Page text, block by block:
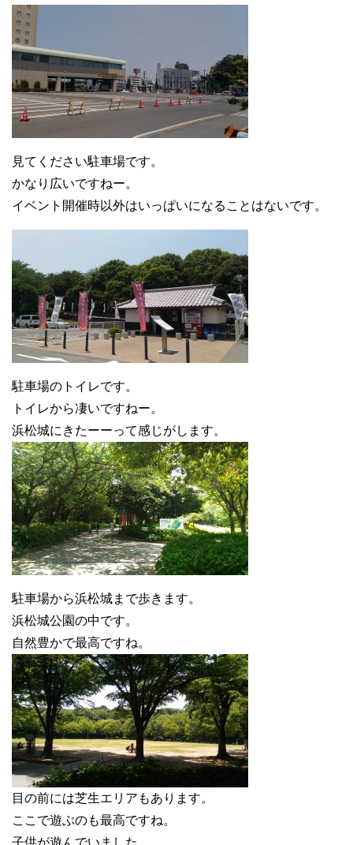
見てください駐車場です。
かなり広いですねー。
イベント開催時以外はいっぱいになることはないです。
駐車場のトイレです。
トイレから凄いですねー。
浜松城にきたーーって感じがします。
駐車場から浜松城まで歩きます。
浜松城公園の中です。
自然豊かで最高ですね。
目の前には芝生エリアもあります。
ここで遊ぶのも最高ですね。